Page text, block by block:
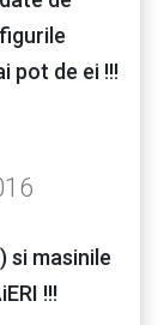
pot de ei !!!
si masinile
!!!